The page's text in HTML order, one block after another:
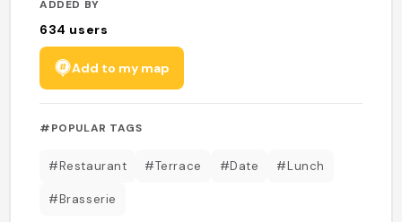
ADDED BY
634 users
Add to my map
#POPULAR TAGS
#Restaurant #Terrace #Date #Lunch
#Brasserie